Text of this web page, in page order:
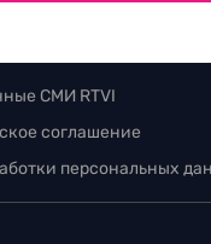
СМИ RTVI
соглашение
персональных